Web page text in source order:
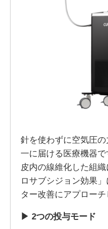
針を使わずに空気圧
一に届ける医療機器
皮内の線維化した組
ロサブシジョン効果
ター改善にアプローチ
▶ 2つの投与モード